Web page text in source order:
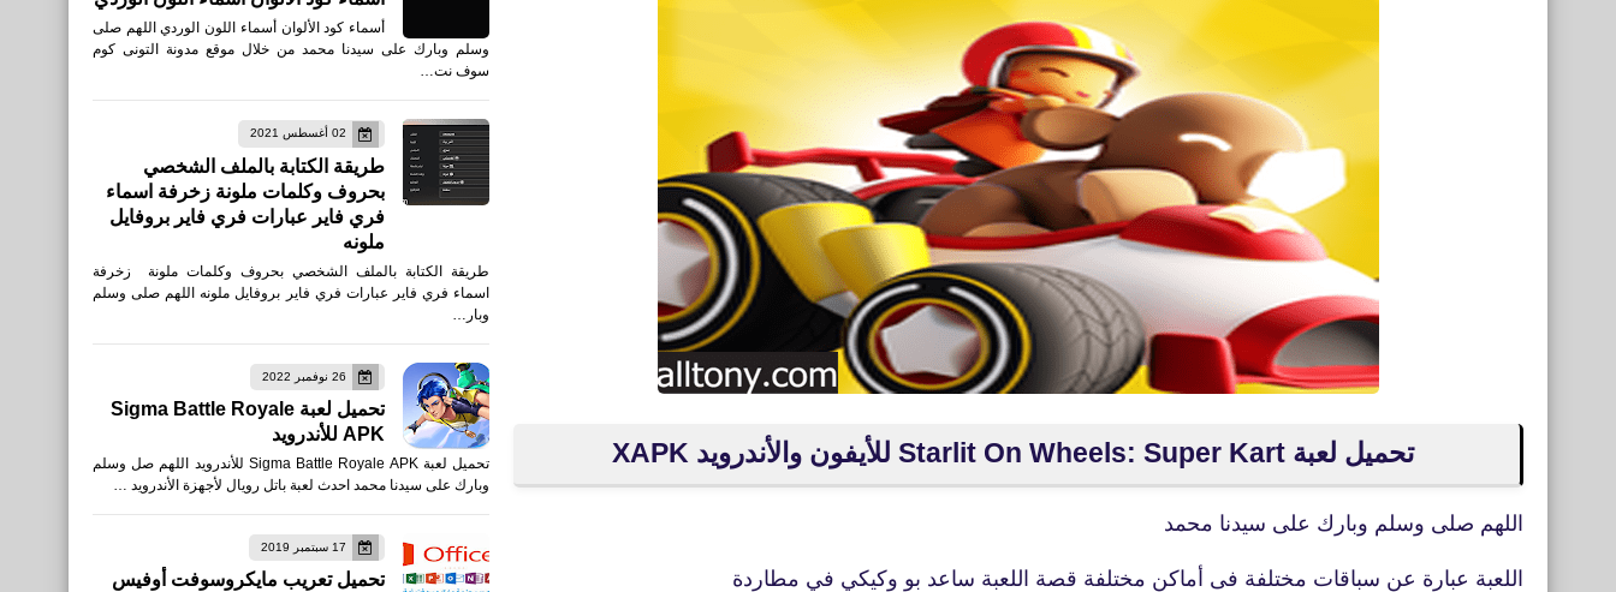
تحميل لعبة Starlit On Wheels: Super Kart‏ للأيفون والأندرويد XAPK
اللهم صلى وسلم وبارك على سيدنا محمد
اللعبة عبارة عن سباقات مختلفة فى أماكن مختلفة قصة اللعبة ساعد بو وكيكي في مطاردة
أسماء كود الألوان أسماء اللون الوردي اللهم صلى
وسلم وبارك على سيدنا محمد من خلال موقع مدونة التونى كوم
سوف نت…
02 أغسطس 2021
طريقة الكتابة بالملف الشخصي
بحروف وكلمات ملونة زخرفة اسماء
فري فاير عبارات فري فاير بروفايل
ملونه
طريقة الكتابة بالملف الشخصي بحروف وكلمات ملونة زخرفة
اسماء فري فاير عبارات فري فاير بروفايل ملونه اللهم صلى وسلم
وبار…
26 نوفمبر 2022
تحميل لعبة Sigma Battle Royale
APK للأندرويد
تحميل لعبة Sigma Battle Royale APK للأندرويد اللهم صل وسلم
وبارك على سيدنا محمد احدث لعبة باتل رويال لأجهزة الأندرويد …
17 سبتمبر 2019
تحميل تعريب مايكروسوفت أوفيس